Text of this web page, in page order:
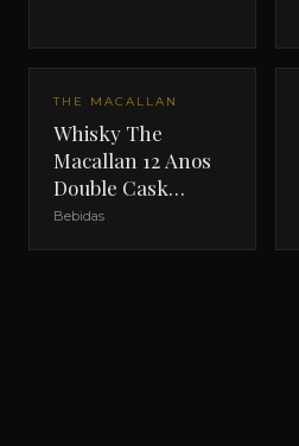
THE MACALLAN
Whisky The
Macallan 12 Anos
Double Cask
700ml com Estojo
Bebidas